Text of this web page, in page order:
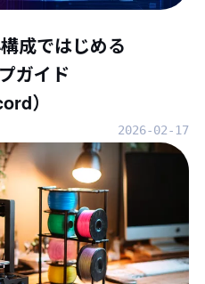
成ではじめる
ガイド
）
2026-02-17